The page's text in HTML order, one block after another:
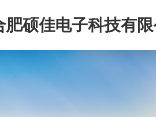
肥硕佳电子科技有